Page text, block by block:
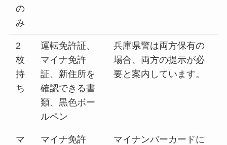
の
み
2
枚
持
ち
運転免許証、
マイナ免許
証、新住所を
確認できる書
類、黒色ボー
ルペン
兵庫県警は両方保有の
場合、両方の提示が必
要と案内しています。
マ
マイナ免許
マイナンバーカードに